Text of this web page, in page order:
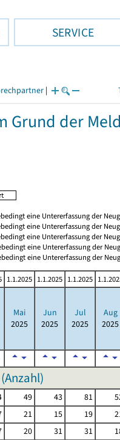
SERVICE
|
Grund der
eine Untererfassung der
eine Untererfassung der
eine Untererfassung der
eine Untererfassung der
eine Untererfassung der
1.1.2025 1.1.2025 1.1.2025
Mai
2025
Jun
2025
Jul
2025
Aug
2025
49 43 81
21 15 19
20 31 31